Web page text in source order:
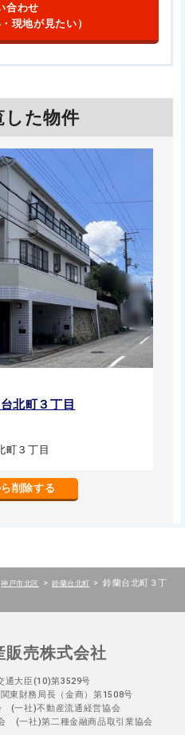
合わせ
現地が見たい）
した物件
北町３丁目
町３丁目
削除する
神戸市北区 > 鈴蘭台北町 > 鈴蘭台北町３丁
販売株式会社
通大臣(10)第3529号
東財務局長（金商）第1508号
(一社)不動産流通経営協会
(一社)第二種金融商品取引業協会